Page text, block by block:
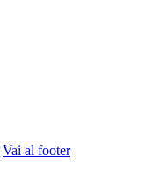
Vai al footer